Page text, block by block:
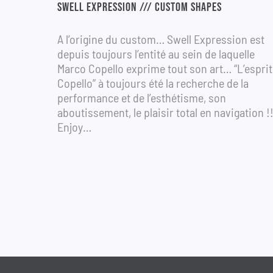
SWELL EXPRESSION /// CUSTOM SHAPES
A l’origine du custom… Swell Expression est
depuis toujours l’entité au sein de laquelle
Marco Copello exprime tout son art… “L’esprit
Copello” à toujours été la recherche de la
performance et de l’esthétisme, son
aboutissement, le plaisir total en navigation
Enjoy…